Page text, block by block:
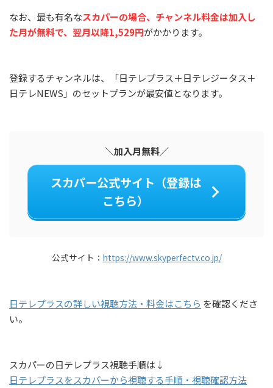
なお、最も有名なスカパーの場合、チャンネル料金は加入し
た月が無料で、翌月以降1,529円がかかります。
登録するチャンネルは、「日テレプラス＋日テレジータス＋
日テレNEWS」のセットプランが最安値となります。
＼加入月無料／
スカパー公式サイト（登録は
こちら）
公式サイト： https://www.skyperfectv.co.jp/
日テレプラスの詳しい視聴方法・料金はこちら を確認くださ
い。
スカパーの日テレプラス視聴手順は↓
日テレプラスをスカパーから視聴する手順・視聴確認方法